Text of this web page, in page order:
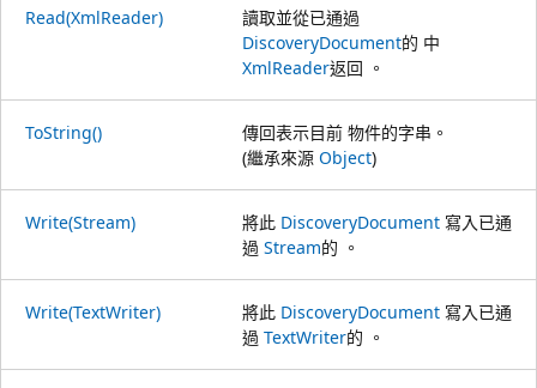
Read(XmlReader)
讀取並從已通過
DiscoveryDocument的 中
XmlReader返回 。
ToString()
傳回表示目前 物件的字串。
(繼承來源 Object)
Write(Stream) 將此 DiscoveryDocument 寫入已通
過 Stream的 。
Write(TextWriter) 將此 DiscoveryDocument 寫入已通
過 TextWriter的 。